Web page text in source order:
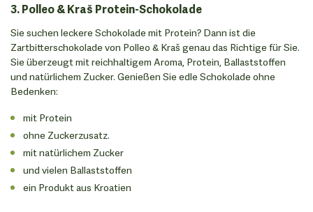
3. Polleo & Kraš Protein-Schokolade
Sie suchen leckere Schokolade mit Protein? Dann ist die
Zartbitterschokolade von Polleo & Kraš genau das Richtige für Sie.
Sie überzeugt mit reichhaltigem Aroma, Protein, Ballaststoffen
und natürlichem Zucker. Genießen Sie edle Schokolade ohne
Bedenken:
mit Protein
ohne Zuckerzusatz.
mit natürlichem Zucker
und vielen Ballaststoffen
ein Produkt aus Kroatien